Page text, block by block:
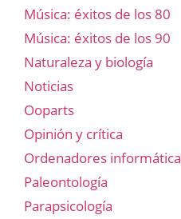
Música: éxitos de los 80
Música: éxitos de los 90
Naturaleza y biología
Noticias
Ooparts
Opinión y crítica
Ordenadores informática
Paleontología
Parapsicología